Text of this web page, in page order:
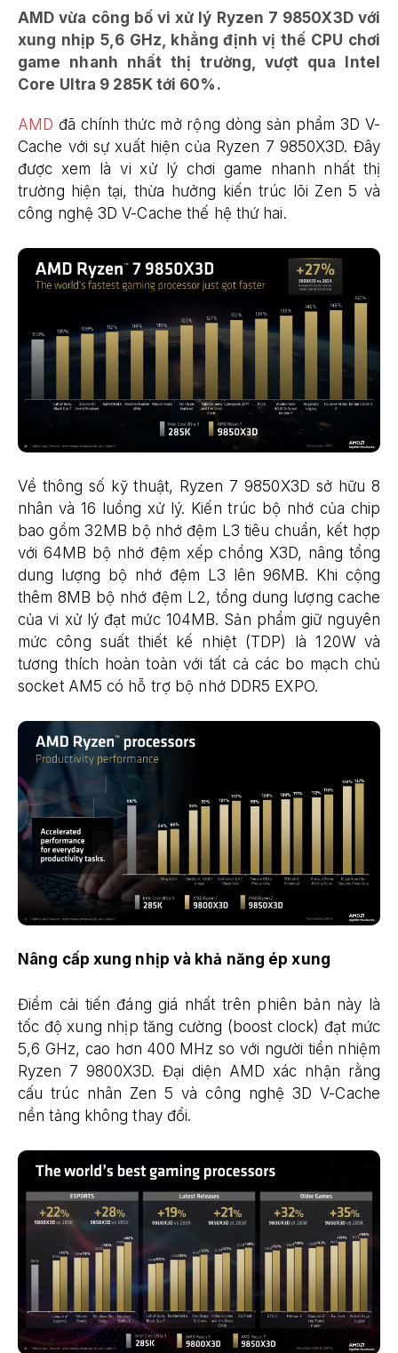
AMD vừa công bố vi xử lý Ryzen 7 9850X3D với
xung nhịp 5,6 GHz, khẳng định vị thế CPU chơi
game nhanh nhất thị trường, vượt qua Intel
Core Ultra 9 285K tới 60%.
AMD đã chính thức mở rộng dòng sản phẩm 3D V-
Cache với sự xuất hiện của Ryzen 7 9850X3D. Đây
được xem là vi xử lý chơi game nhanh nhất thị
trường hiện tại, thừa hưởng kiến trúc lõi Zen 5 và
công nghệ 3D V-Cache thế hệ thứ hai.
Về thông số kỹ thuật, Ryzen 7 9850X3D sở hữu 8
nhân và 16 luồng xử lý. Kiến trúc bộ nhớ của chip
bao gồm 32MB bộ nhớ đệm L3 tiêu chuẩn, kết hợp
với 64MB bộ nhớ đệm xếp chồng X3D, nâng tổng
dung lượng bộ nhớ đệm L3 lên 96MB. Khi cộng
thêm 8MB bộ nhớ đệm L2, tổng dung lượng cache
của vi xử lý đạt mức 104MB. Sản phẩm giữ nguyên
mức công suất thiết kế nhiệt (TDP) là 120W và
tương thích hoàn toàn với tất cả các bo mạch chủ
socket AM5 có hỗ trợ bộ nhớ DDR5 EXPO.
Nâng cấp xung nhịp và khả năng ép xung
Điểm cải tiến đáng giá nhất trên phiên bản này là
tốc độ xung nhịp tăng cường (boost clock) đạt mức
5,6 GHz, cao hơn 400 MHz so với người tiền nhiệm
Ryzen 7 9800X3D. Đại diện AMD xác nhận rằng
cấu trúc nhân Zen 5 và công nghệ 3D V-Cache
nền tảng không thay đổi.